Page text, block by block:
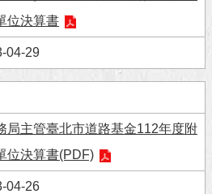
位決算書
04-29
局主管臺北市道路基金112年度附
位決算書(PDF)
04-26